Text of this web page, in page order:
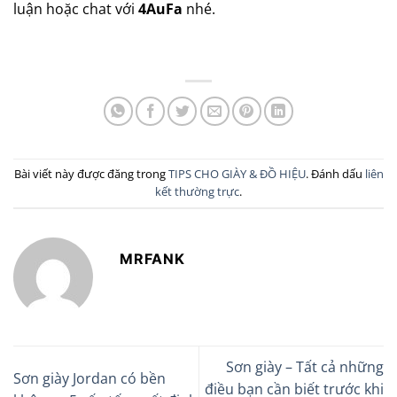
luận hoặc chat với 4AuFa nhé.
Bài viết này được đăng trongTIPS CHO GIÀY & ĐỒ HIỆU. Đánh dấu liên
kết thường trực.
MRFANK
Sơn giày Jordan có bền
Sơn giày – Tất cả những
điều bạn cần biết trước khi